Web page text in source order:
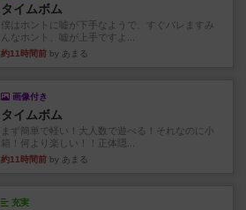
タイムボム
僕はホントに嘘が下手なようで、すぐバレますみ
んなホント、嘘が上手ですよ...
約11時間前 by あまる
画像付き
タイムボム
まず簡単で軽い！大人数で遊べる！それなのに小
箱！何より楽しい！！正体隠...
約11時間前 by あまる
充実